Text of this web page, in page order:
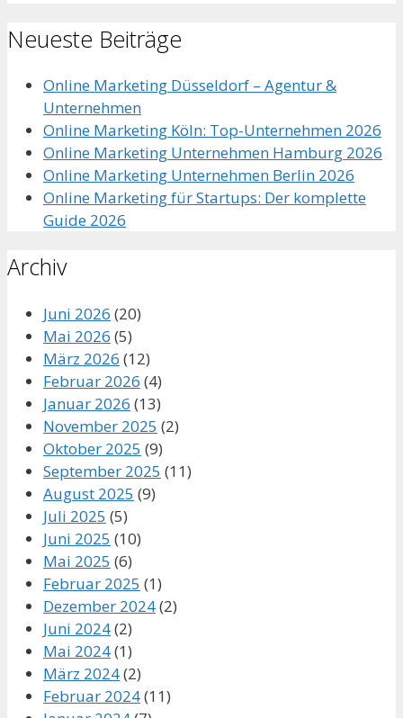
Neueste Beiträge
Online Marketing Düsseldorf – Agentur &
Unternehmen
Online Marketing Köln: Top-Unternehmen 2026
Online Marketing Unternehmen Hamburg 2026
Online Marketing Unternehmen Berlin 2026
Online Marketing für Startups: Der komplette
Guide 2026
Archiv
Juni 2026 (20)
Mai 2026 (5)
März 2026 (12)
Februar 2026 (4)
Januar 2026 (13)
November 2025 (2)
Oktober 2025 (9)
September 2025 (11)
August 2025 (9)
Juli 2025 (5)
Juni 2025 (10)
Mai 2025 (6)
Februar 2025 (1)
Dezember 2024(2)
Juni 2024(2)
Mai 2024(1)
März 2024(2)
Februar 2024(11)